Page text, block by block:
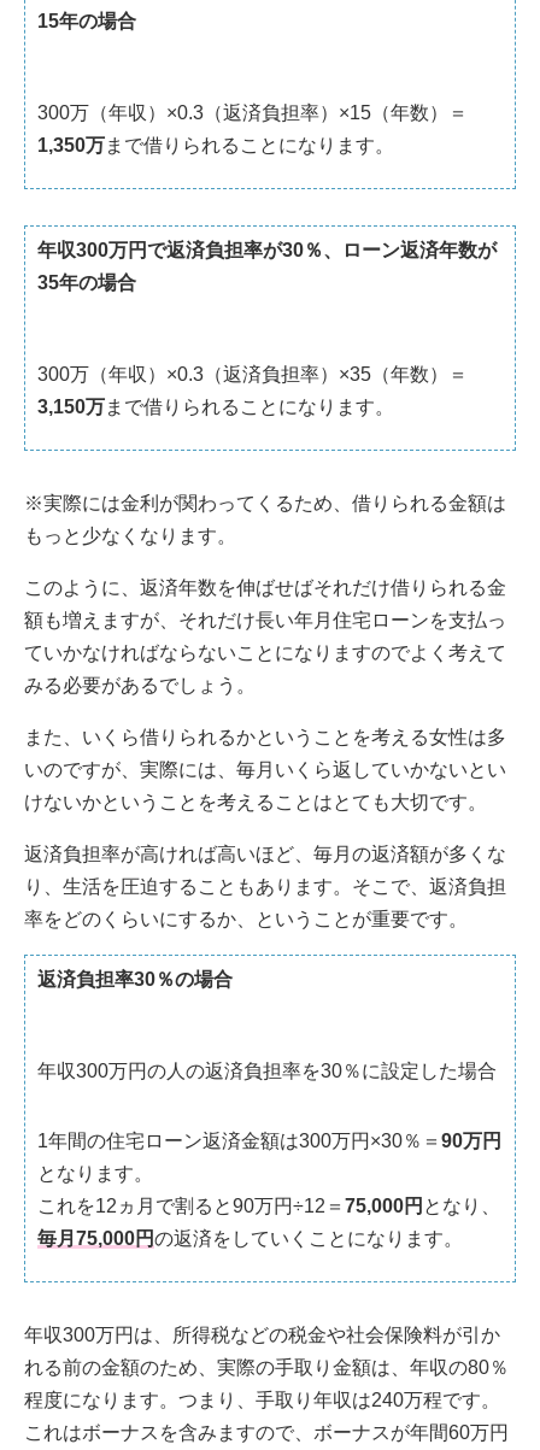
15年の場合
300万（年収）×0.3（返済負担率）×15（年数）＝
1,350万まで借りられることになります。
年収300万円で返済負担率が30％、ローン返済年数が
35年の場合
300万（年収）×0.3（返済負担率）×35（年数）＝
3,150万まで借りられることになります。
※実際には金利が関わってくるため、借りられる金額は
もっと少なくなります。
このように、返済年数を伸ばせばそれだけ借りられる金
額も増えますが、それだけ長い年月住宅ローンを支払っ
ていかなければならないことになりますのでよく考えて
みる必要があるでしょう。
また、いくら借りられるかということを考える女性は多
いのですが、実際には、毎月いくら返していかないとい
けないかということを考えることはとても大切です。
返済負担率が高ければ高いほど、毎月の返済額が多くな
り、生活を圧迫することもあります。そこで、返済負担
率をどのくらいにするか、ということが重要です。
返済負担率30％の場合
年収300万円の人の返済負担率を30％に設定した場合
1年間の住宅ローン返済金額は300万円×30％＝ 90万円
となります。
これを12ヵ月で割ると90万円÷12＝ 75,000円 となり、
毎月75,000円の返済をしていくことになります。
年収300万円は、所得税などの税金や社会保険料が引か
れる前の金額のため、実際の手取り金額は、年収の80％
程度になります。つまり、手取り年収は240万程です。
これはボーナスを含みますので、ボーナスが年間60万円